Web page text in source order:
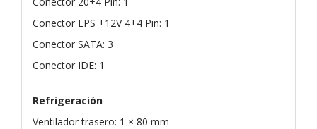
Conector EPS +12V 4+4 Pin: 1
Conector SATA: 3
Conector IDE: 1
Refrigeración
Ventilador trasero: 1 × 80 mm